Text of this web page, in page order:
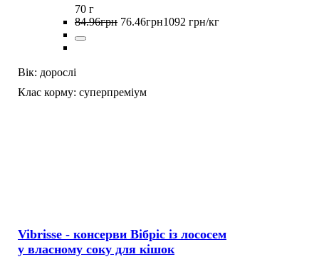
70 г
84.96грн 76.46грн1092 грн/кг
Вік: дорослі
Клас корму: суперпреміум
Vibrisse - консерви Вібріс із лососем
у власному соку для кішок